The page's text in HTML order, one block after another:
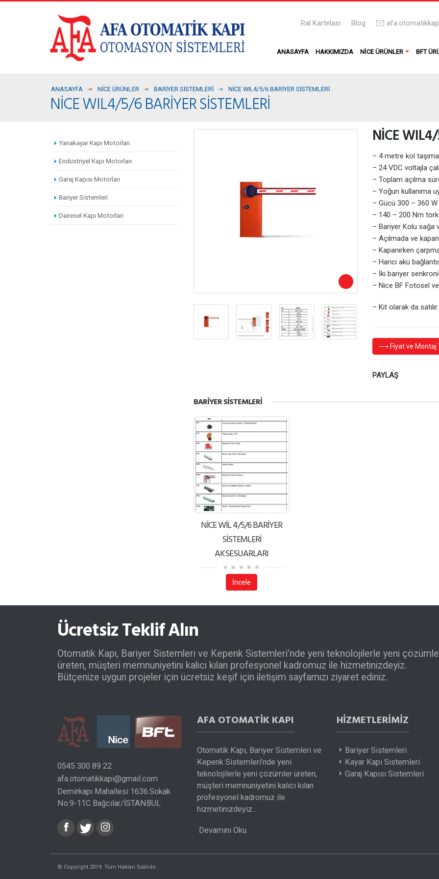
Ral Kartelası Blog
ANASAYFA HAKKIMIZDA NICE ÜRÜNLER BFT
ANASAYFA NICE ÜRÜNLER BARIYER SISTEMLERI NİCE WIL4/5/6 BARİYER SİSTEMLERİ
NİCE WIL4/5/6 BARİYER SİSTEMLERİ
NİCE
– 4 metre kol
– 24 VDC voltajla
– Toplam açılma
– Yoğun kullanıma
– Gücü 300 – 360 W
– 140 – 200 Nm
– Bariyer Kolu sağa
– Açılmada ve
– Kapanırken
– Harici akü
– İki bariyer
– Nice BF Fotosel
– Kit olarak da satılır.
⟶ Fiyat ve Montaj
PAYLAŞ
BARIYER SISTEMLERI
NİCE WİL 4/5/6 BARİYER
SİSTEMLERİ
AKSESUARLARI
İncele
Yanakayar Kapı Motorları
Endüstriyel Kapı Motorları
Garaj Kapısı Motorları
Bariyer Sistemleri
Dairesel Kapı Motorları
Ücretsiz Teklif Alın
Otomatik Kapı, Bariyer Sistemleri ve Kepenk Sistemleri’nde yeni teknolojilerle yeni
üreten, müşteri memnuniyetini kalıcı kılan profesyonel kadromuz ile hizmetinizdeyiz.
Bütçenize uygun projeler için ücretsiz keşif için iletişim sayfamızı ziyaret ediniz.
0545 300 89 22
afa.otomatikkapi@gmail.com
Demirkapı Mahallesi 1636.Sokak
No:9-11C Bağcılar/İSTANBUL
AFA OTOMATİK KAPI
Otomatik Kapı, Bariyer Sistemleri ve
Kepenk Sistemleri’nde yeni
teknolojilerle yeni çözümler üreten,
müşteri memnuniyetini kalıcı kılan
profesyonel kadromuz ile
hizmetinizdeyiz...
Devamını Oku
HIZMETLERIMIZ
Bariyer Sistemleri
Kayar Kapı Sistemleri
Garaj Kapısı Sistemleri
© Copyright 2019. Tüm Hakları Saklıdır.